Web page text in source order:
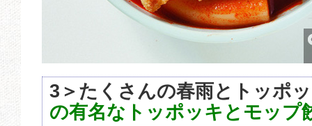
3＞たくさんの春雨とトッポ
の有名なトッポッキとモップ